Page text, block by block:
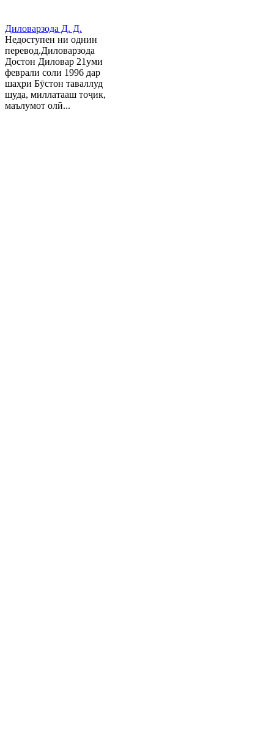
Диловарзода Д. Д.
Недоступен ни однин
перевод.Диловарзода
Достон Диловар 21уми
феврали соли 1996 дар
шаҳри Бӯстон таваллуд
шуда, миллатааш тоҷик,
маълумот олӣ...